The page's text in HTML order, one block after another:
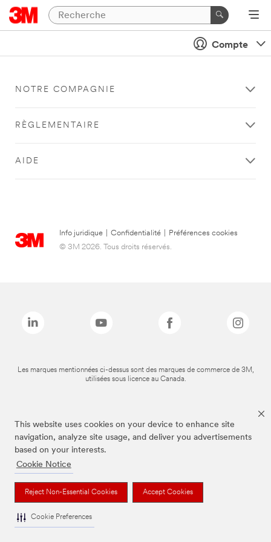
This website uses cookies on your device to enhance site
navigation, analyze site usage, and deliver you advertisements
based on your interests.
Cookie Notice
Reject Non-Essential Cookies Accept Cookies
Cookie Preferences
Compte
NOTRE COMPAGNIE
RÈGLEMENTAIRE
AIDE
Info juridique Confidentialité
Préférences cookies
© 3M 2026. Tous droits réservés.
Les marques mentionnées ci-dessus sont des marques de commerce de 3M,
utilisées sous licence au Canada.